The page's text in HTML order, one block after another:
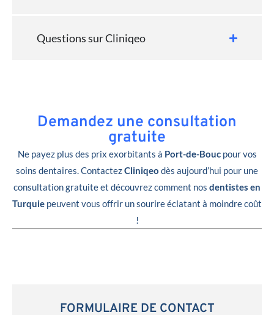
Questions sur Cliniqeo
Demandez une consultation
gratuite
Ne payez plus des prix exorbitants à Port-de-Boucpour vos
soins dentaires. ContactezCliniqeo dès aujourd’hui pour une
consultation gratuite et découvrez comment nos dentistes en
Turquie peuvent vous offrir un sourire éclatant à moindre coût
!
FORMULAIRE DE CONTACT